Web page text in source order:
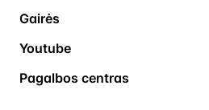
Gairės
Youtube
Pagalbos centras